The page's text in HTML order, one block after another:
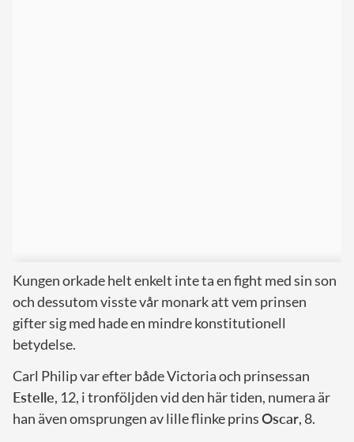
Kungen orkade helt enkelt inte ta en fight med sin son
och dessutom visste vår monark att vem prinsen
gifter sig med hade en mindre konstitutionell
betydelse.
Carl Philip var efter både Victoria och prinsessan
Estelle, 12, i tronföljden vid den här tiden, numera är
han även omsprungen av lille flinke prinsOscar, 8.